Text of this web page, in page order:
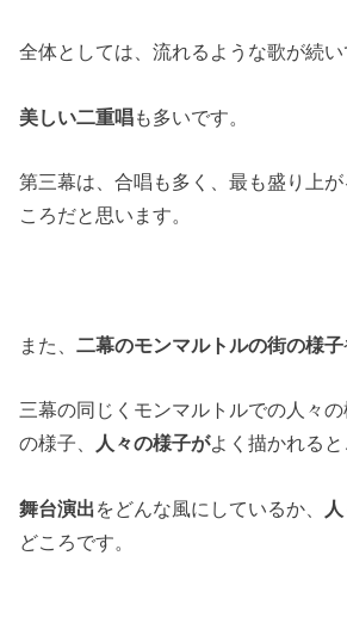
全体としては、流れるような歌が続
美しい二重唱も多いです。
第三幕は、合唱も多く、最も盛り上
ころだと思います。
また、二幕のモンマルトルの街の様子
三幕の同じくモンマルトルでの人々の
の様子、
人々の様子がよく描かれると
舞台演出をどんな風にしているか、
どころです。